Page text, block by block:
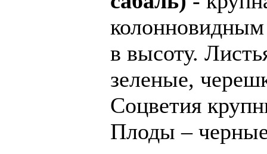
в высоту.
зеленые,
Соцветия
Плоды –